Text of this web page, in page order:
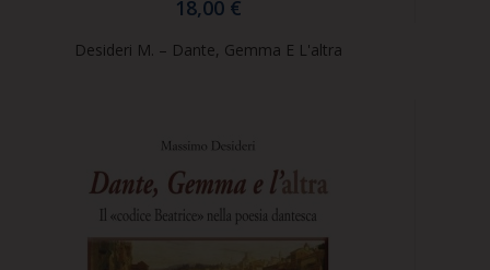
18,00 €
Desideri M. – Dante, Gemma E L'altra